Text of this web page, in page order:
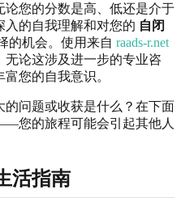
您的分数是高、低还是介于
入的自我理解和对您的 自闭
的机会。使用来自 raads-r.net
论这涉及进一步的专业咨
您的自我意识。
问题或收获是什么？在下面
您的旅程可能会引起其他人
活指南